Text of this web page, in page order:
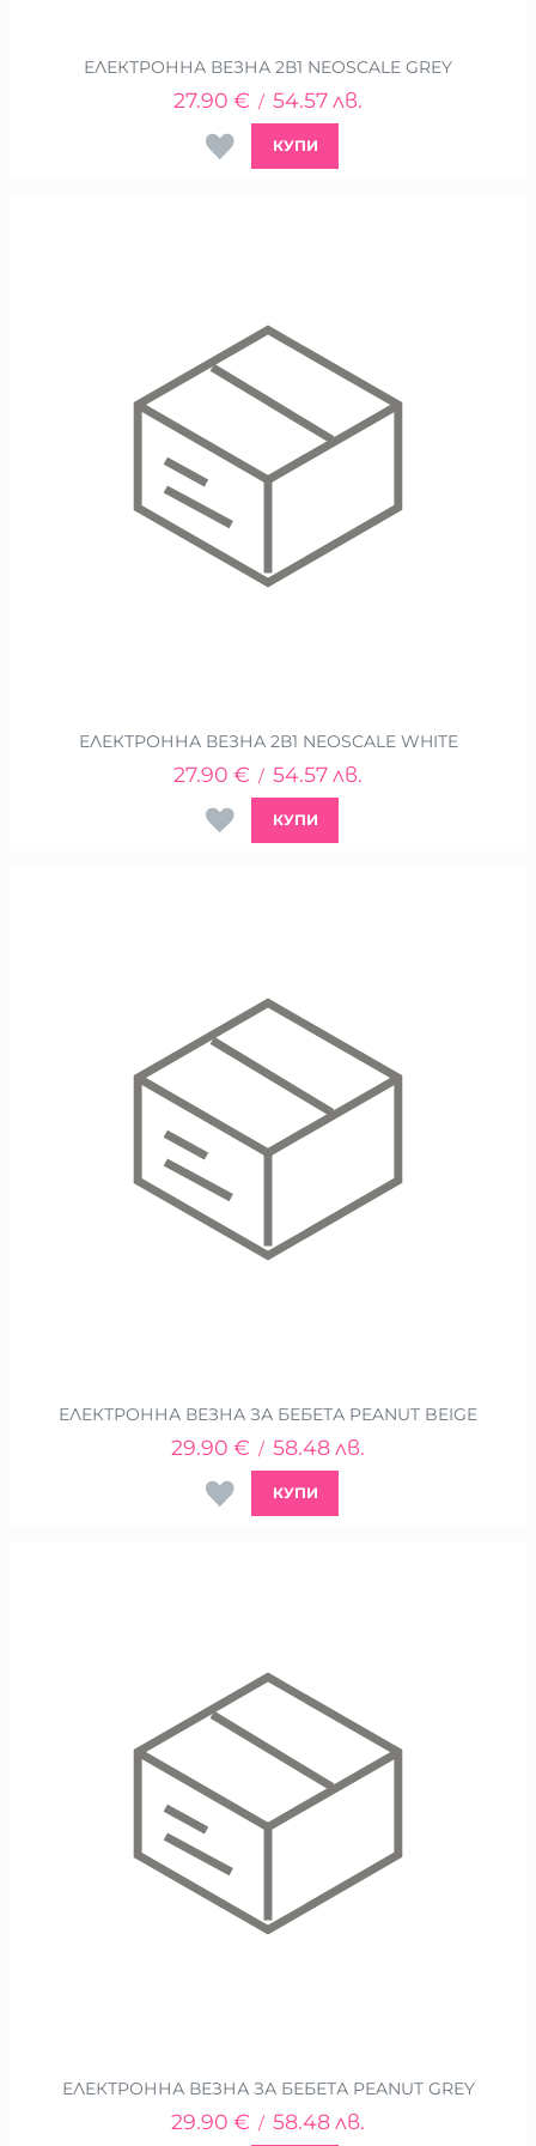
ЕЛЕКТРОННА ВЕЗНА 2В1 NEOSCALE GREY
27.90 € / 54.57лв.
КУПИ
ЕЛЕКТРОННА ВЕЗНА 2В1 NEOSCALE WHITE
27.90 € / 54.57лв.
КУПИ
ЕЛЕКТРОННА ВЕЗНА ЗА БЕБЕТА PEANUT BEIGE
29.90 € / 58.48лв.
КУПИ
ЕЛЕКТРОННА ВЕЗНА ЗА БЕБЕТА PEANUT GREY
29.90 € / 58.48лв.